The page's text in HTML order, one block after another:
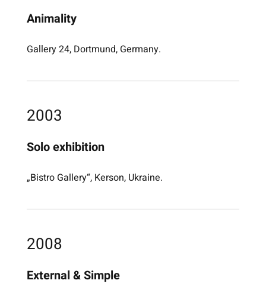
Animality
Gallery 24, Dortmund, Germany.
2003
Solo exhibition
„Bistro Gallery“, Kerson, Ukraine.
2008
External & Simple